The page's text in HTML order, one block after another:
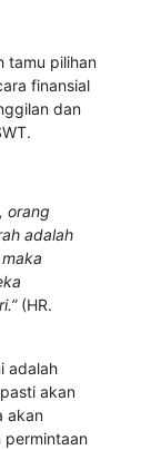
tamu pilihan
finansial
dan
orang
adalah
(HR.
adalah
akan
akan
permintaan